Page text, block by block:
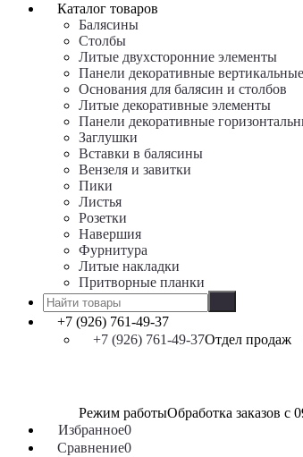
Каталог товаров
Балясины
Столбы
Литые двухсторонние элементы
Панели декоративные вертикальные
Основания для балясин и столбов
Литые декоративные элементы
Панели декоративные
Заглушки
Вставки в балясины
Вензеля и завитки
Пики
Листья
Розетки
Навершия
Фурнитура
Литые накладки
Притворные планки
+7 (926) 761-49-37
+7 (926) 761-49-37Отдел продаж
Режим работыОбработка заказов с
Избранное0
Сравнение0